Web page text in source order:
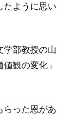
たように思い
部教授の山
観の変化」
らった恩があ